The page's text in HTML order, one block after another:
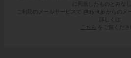
に同意したものとみなし
ご利用のメールサービスで @try-it.jp からのメ
詳しくは
こちら
をご覧くださ